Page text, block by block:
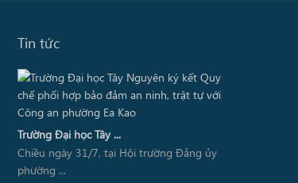
Tin tức
Trường Đại học Tây ...
Chiều ngày 31/7, tại Hội trường Đảng ủy
phường ...